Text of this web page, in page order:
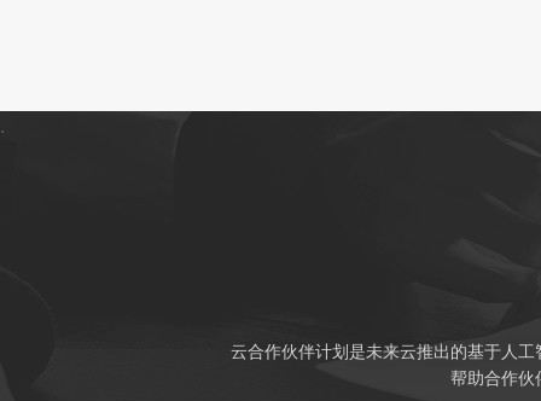
.
云合作伙伴计划是未来云推出的基于人
帮助合作伙